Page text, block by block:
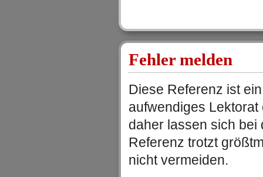
Fehler melden
Diese Referenz ist
aufwendiges
daher lassen sich bei
Referenz trotzt
nicht vermeiden.